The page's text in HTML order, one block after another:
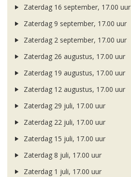
Zaterdag 16 september, 17.00 uur
Zaterdag 9 september, 17.00 uur
Zaterdag 2 september, 17.00 uur
Zaterdag 26 augustus, 17.00 uur
Zaterdag 19 augustus, 17.00 uur
Zaterdag 12 augustus, 17.00 uur
Zaterdag 29 juli, 17.00 uur
Zaterdag 22 juli, 17.00 uur
Zaterdag 15 juli, 17.00 uur
Zaterdag 8 juli, 17.00 uur
Zaterdag 1 juli, 17.00 uur